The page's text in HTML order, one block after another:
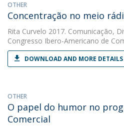
OTHER
Concentração no meio
Rita Curvelo 2017. Comunicação,
Congresso Ibero-Americano de
DOWNLOAD AND MORE DETAILS
OTHER
O papel do humor no
Comercial